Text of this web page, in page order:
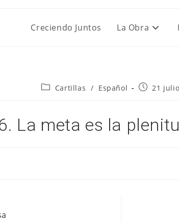
Creciendo Juntos La Obra
Categoría
Cartillas / Español
Publicación
entrada:
21
La meta es la